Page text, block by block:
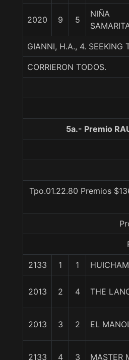
2020 9 5
NIÑA
GIANNI, H.A., 4. SEEKING
CORRIERON TODOS.
5a.- Premio
Tpo.01.22.80 Premios
2133 1 1
2013 2 4 THE
2013 3 2 EL
2133 4 3 MASTER